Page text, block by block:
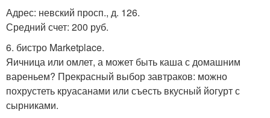
Адрес: невский просп., д. 126.
Средний счет: 200 руб.
6. бистро Marketplace.
Яичница или омлет, а может быть каша с домашним
вареньем? Прекрасный выбор завтраков: можно
похрустеть круасанами или съесть вкусный йогурт с
сырниками.